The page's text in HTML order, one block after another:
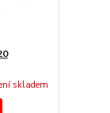
skladem